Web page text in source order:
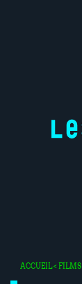
ACCUEIL< FILMS